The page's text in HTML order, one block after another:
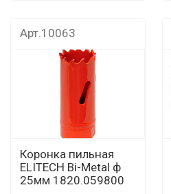
Арт.10063
Коронка пильная
ELITECH Bi-Metal ф
25мм 1820.059800